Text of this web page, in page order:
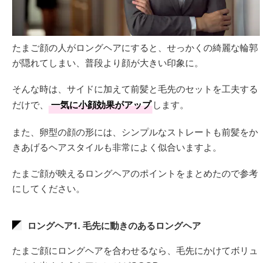
たまご顔の人がロングヘアにすると、せっかくの綺麗な輪郭
が隠れてしまい、普段より顔が大きい印象に。
そんな時は、サイドに加えて前髪と毛先のセットを工夫する
だけで、
一気に小顔効果がアップ します。
また、卵型の顔の形には、シンプルなストレートも前髪をか
きあげるヘアスタイルも非常によく似合いますよ。
たまご顔が映えるロングヘアのポイントをまとめたので参考
にしてください。
ロングヘア1. 毛先に動きのあるロングヘア
たまご顔にロングヘアを合わせるなら、毛先にかけてボリュ